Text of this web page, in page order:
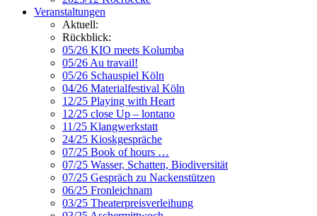
Veranstaltungen
Aktuell:
Rückblick:
05/26 KIO meets Kolumba
05/26 Au travail!
05/26 Schauspiel Köln
04/26 Materialfestival Köln
12/25 Playing with Heart
12/25 close Up – lontano
11/25 Klangwerkstatt
24/25 Kioskgespräche
07/25 Book of hours …
07/25 Wasser, Schatten, Biodiversität
07/25 Gespräch zu Nackenstützen
06/25 Fronleichnam
03/25 Theaterpreisverleihung